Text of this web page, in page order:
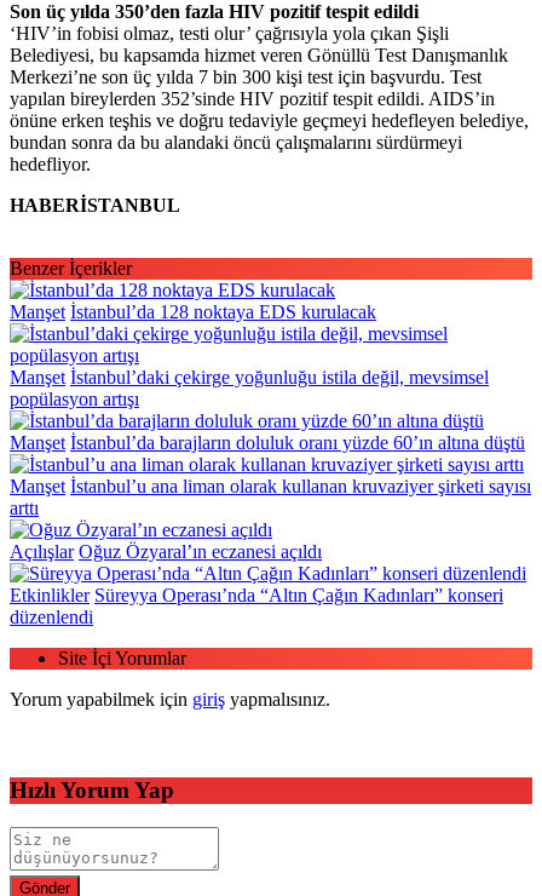
Son üç yılda 350’den fazla HIV pozitif tespit edildi
‘HIV’in fobisi olmaz, testi olur’ çağrısıyla yola çıkan Şişli
Belediyesi, bu kapsamda hizmet veren Gönüllü Test Danışmanlık
Merkezi’ne son üç yılda 7 bin 300 kişi test için başvurdu. Test
yapılan bireylerden 352’sinde HIV pozitif tespit edildi. AIDS’in
önüne erken teşhis ve doğru tedaviyle geçmeyi hedefleyen belediye,
bundan sonra da bu alandaki öncü çalışmalarını sürdürmeyi
hedefliyor.
HABERİSTANBUL
Benzer İçerikler
Manşet İstanbul’da 128 noktaya EDS kurulacak
Manşet İstanbul’daki çekirge yoğunluğu istila değil, mevsimsel
popülasyon artışı
Manşet İstanbul’da barajların doluluk oranı yüzde 60’ın altına düştü
Manşet İstanbul’u ana liman olarak kullanan kruvaziyer şirketi sayısı
arttı
Açılışlar Oğuz Özyaral’ın eczanesi açıldı
Etkinlikler Süreyya Operası’nda “Altın Çağın Kadınları” konseri
düzenlendi
Site İçi Yorumlar
Yorum yapabilmek için giriş yapmalısınız.
Hızlı Yorum Yap